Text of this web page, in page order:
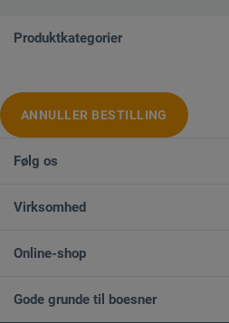
Produktkategorier
ANNULLER BESTILLING
Følg os
Virksomhed
Online-shop
Gode grunde til boesner